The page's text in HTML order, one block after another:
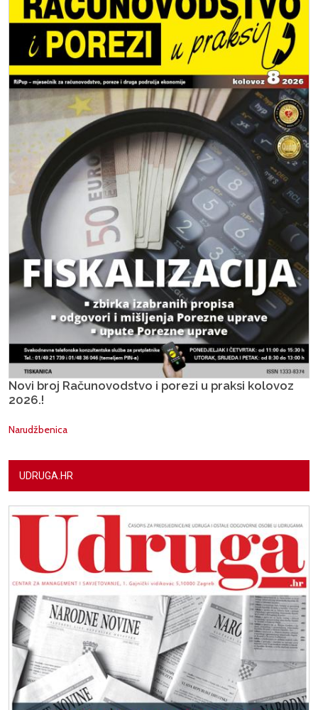
Novi broj Računovodstvo i porezi u praksi kolovoz
2026.!
Narudžbenica
UDRUGA.HR